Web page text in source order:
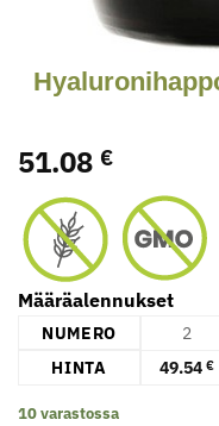
51.08 €
Määräalennukset
NUMERO 2
HINTA
49.54 €
10 varastossa